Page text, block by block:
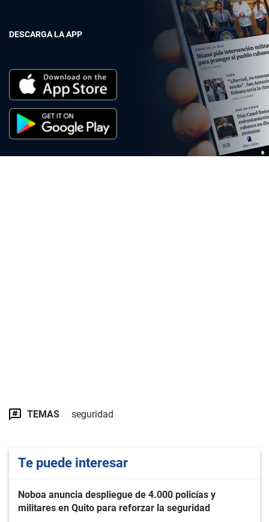
DESCARGA LA APP
TEMAS seguridad
Te puede interesar
Noboa anuncia despliegue de 4.000 policías y
militares en Quito para reforzar la seguridad